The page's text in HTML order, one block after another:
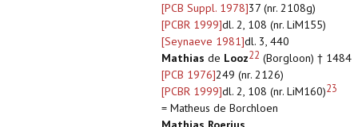
[PCB Suppl. 1978]37 (nr. 2108g)
[PCBR 1999]dl. 2, 108 (nr. LiM155)
[Seynaeve 1981]dl. 3, 440
Mathias de Looz22 (Borgloon) † 1484
[PCB 1976]249 (nr. 2126)
[PCBR 1999]dl. 2, 108 (nr. LiM160)23
= Matheus de Borchloen